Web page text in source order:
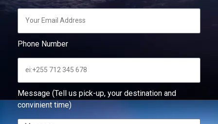
Phone Number
Message (Tell us pick-up, your destination and
convinient time)